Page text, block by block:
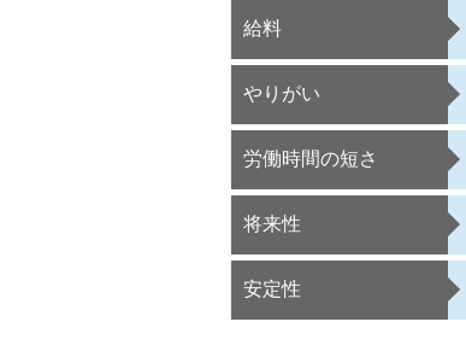
給料
やりがい
労働時間の短さ
将来性
安定性